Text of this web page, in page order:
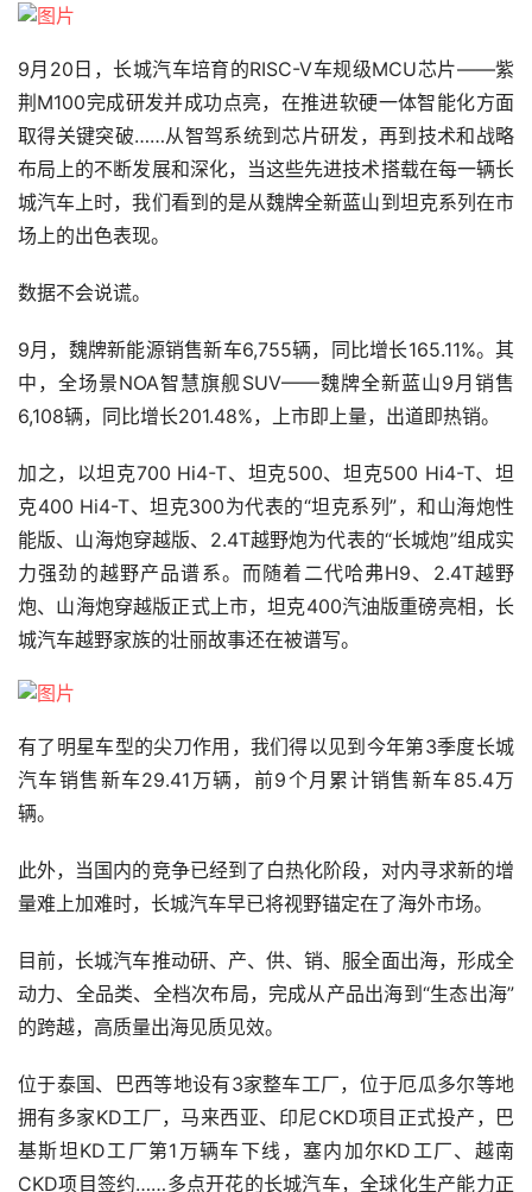
9月20日，长城汽车培育的RISC-V车规级MCU芯片——紫
荆M100完成研发并成功点亮，在推进软硬一体智能化方面
取得关键突破……从智驾系统到芯片研发，再到技术和战略
布局上的不断发展和深化，当这些先进技术搭载在每一辆长
城汽车上时，我们看到的是从魏牌全新蓝山到坦克系列在市
场上的出色表现。
数据不会说谎。
9月，魏牌新能源销售新车6,755辆，同比增长165.11%。其
中，全场景NOA智慧旗舰SUV——魏牌全新蓝山9月销售
6,108辆，同比增长201.48%，上市即上量，出道即热销。
加之，以坦克700 Hi4-T、坦克500、坦克500 Hi4-T、坦
克400 Hi4-T、坦克300为代表的“坦克系列”，和山海炮性
能版、山海炮穿越版、2.4T越野炮为代表的“长城炮”组成实
力强劲的越野产品谱系。而随着二代哈弗H9、2.4T越野
炮、山海炮穿越版正式上市，坦克400汽油版重磅亮相，长
城汽车越野家族的壮丽故事还在被谱写。
有了明星车型的尖刀作用，我们得以见到今年第3季度长城
汽车销售新车29.41万辆，前9个月累计销售新车85.4万
辆。
此外，当国内的竞争已经到了白热化阶段，对内寻求新的增
量难上加难时，长城汽车早已将视野锚定在了海外市场。
目前，长城汽车推动研、产、供、销、服全面出海，形成全
动力、全品类、全档次布局，完成从产品出海到“生态出海”
的跨越，高质量出海见质见效。
位于泰国、巴西等地设有3家整车工厂，位于厄瓜多尔等地
拥有多家KD工厂，马来西亚、印尼CKD项目正式投产，巴
基斯坦KD工厂第1万辆车下线，塞内加尔KD工厂、越南
CKD项目签约……多点开花的长城汽车，全球化生产能力正